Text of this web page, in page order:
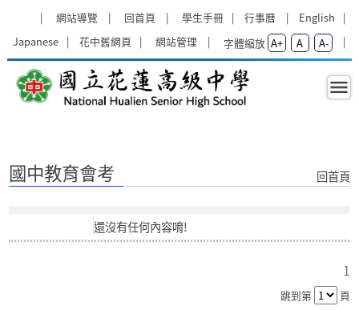
網站導覽
回首頁 學生手冊 行事曆
English
Japanese
花中舊網頁 網站管理 字體縮放 A+ A A-
國中教育會考 - 花蓮考區113年國中
國中教育會考 回首頁
還沒有任何內容唷!
1
跳到第 頁